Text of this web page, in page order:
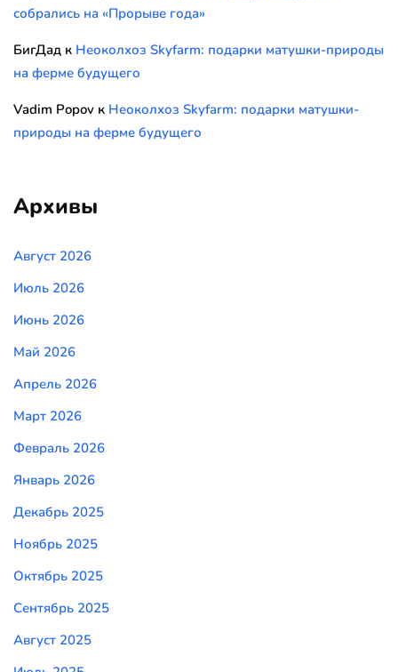
собрались на «Прорыве года»
БигДад к Неоколхоз Skyfarm: подарки матушки-природы
на ферме будущего
Vadim Popov к Неоколхоз Skyfarm: подарки матушки-
природы на ферме будущего
Архивы
Август 2026
Июль 2026
Июнь 2026
Май 2026
Апрель 2026
Март 2026
Февраль 2026
Январь 2026
Декабрь 2025
Ноябрь 2025
Октябрь 2025
Сентябрь 2025
Август 2025